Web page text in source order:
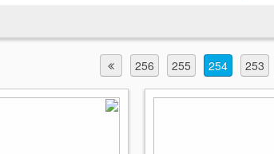
253
254
255
256